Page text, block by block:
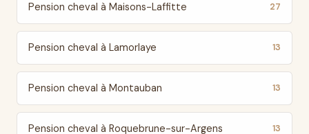
Pension cheval à Maisons-Laffitte 27
Pension cheval à Lamorlaye 13
Pension cheval à Montauban 13
Pension cheval à Roquebrune-sur-Argens 13